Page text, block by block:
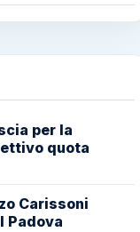
per la
quota
Carissoni
Padova